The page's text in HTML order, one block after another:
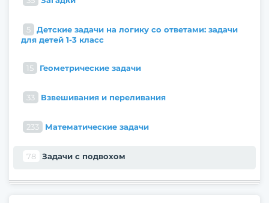
5
Детские задачи на логику со ответами: задачи
для детей 1-3 класс
15 Геометрические задачи
33 Взвешивания и переливания
233 Математические задачи
78 Задачи с подвохом